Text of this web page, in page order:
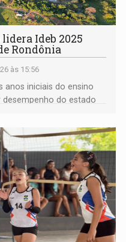
lidera Ideb 2025
Rondônia
às 15:56
anos iniciais do ensino
do estado